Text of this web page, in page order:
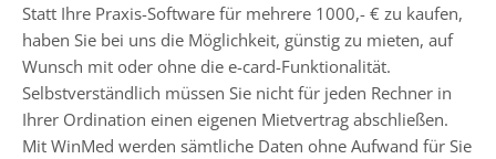
Statt Ihre Praxis-Software für mehrere 1000,- € zu kaufen,
haben Sie bei uns die Möglichkeit, günstig zu mieten, auf
Wunsch mit oder ohne die e-card-Funktionalität.
Selbstverständlich müssen Sie nicht für jeden Rechner in
Ihrer Ordination einen eigenen Mietvertrag abschließen.
Mit WinMed werden sämtliche Daten ohne Aufwand für Sie